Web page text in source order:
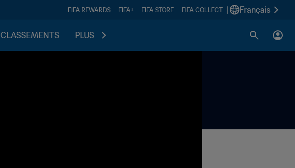
FIFA REWARDS FIFA+ FIFA STORE FIFA COLLECT Français
CLASSEMENTS PLUS